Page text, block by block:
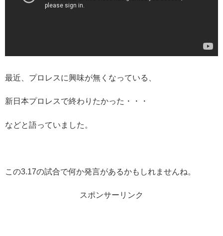
最近、プロレスに興味が無くなっている、
新日本プロレスで終わりたかった・・・
などと語っていました。
この3.17の試合で何か発言があるかもしれませんね。
スポンサーリンク